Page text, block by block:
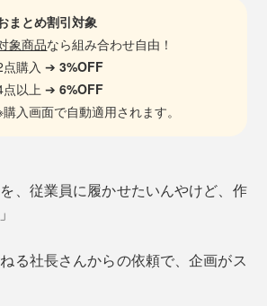
まとめ割引対象
象商品なら組み合わせ自由！
点購入 ➔3%OFF
点以上 ➔6%OFF
購入画面で自動適用されます。
、従業員に履かせたいんやけど、作
る社長さんからの依頼で、企画がス